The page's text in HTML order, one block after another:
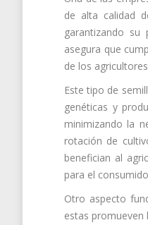
de alta calidad
garantizando su
asegura que
de los
Este tipo de
genéticas y
minimizando la
rotación de
benefician al
para el
Otro aspecto
estas promueven